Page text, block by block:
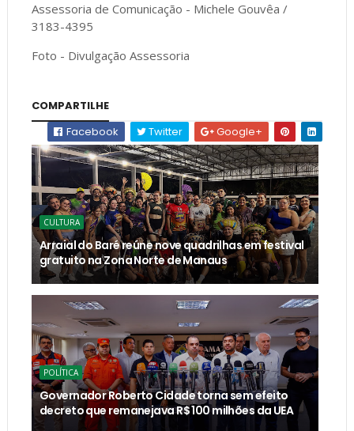
Assessoria de Comunicação - Michele Gouvêa /
3183-4395
Foto - Divulgação Assessoria
COMPARTILHE
Facebook
Twitter Google+
CULTURA
Arraial do Baré reúne nove quadrilhas em festival
gratuito na Zona Norte de Manaus
POLÍTICA
Governador Roberto Cidade torna sem efeito
decreto que remanejava R$ 100 milhões da UEA